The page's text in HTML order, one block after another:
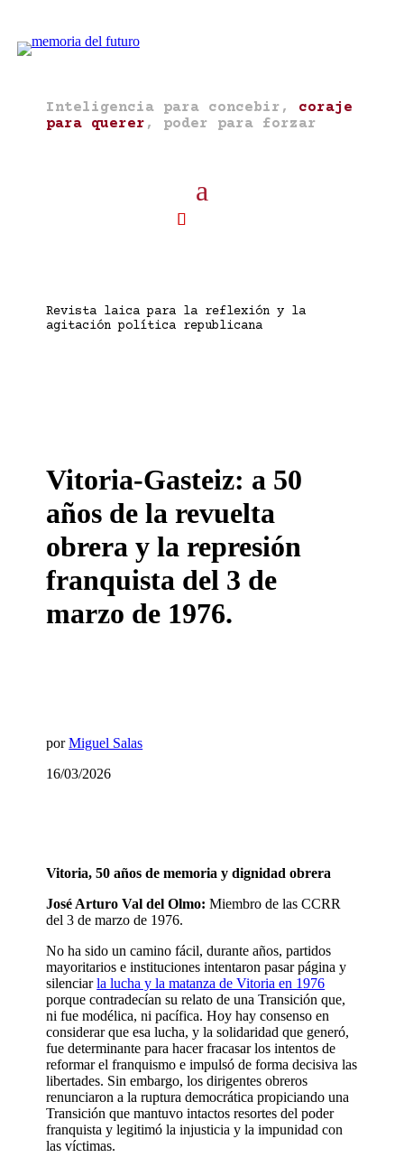
Inteligencia para concebir, coraje
para querer , poder para forzar
Revista laica para la reflexión y la
agitación política republicana
Vitoria-Gasteiz: a 50
años de la revuelta
obrera y la represión
franquista del 3 de
marzo de 1976.
porMiguel Salas
16/03/2026
Vitoria, 50 años de memoria y dignidad obrera
José Arturo Val del Olmo: Miembro de las CCRR
del 3 de marzo de 1976.
No ha sido un camino fácil, durante años, partidos
mayoritarios e instituciones intentaron pasar página y
silenciarla lucha y la matanza de Vitoria en 1976
porque contradecían su relato de una Transición que,
ni fue modélica, ni pacífica. Hoy hay consenso en
considerar que esa lucha, y la solidaridad que generó,
fue determinante para hacer fracasar los intentos de
reformar el franquismo e impulsó de forma decisiva las
libertades. Sin embargo, los dirigentes obreros
renunciaron a la ruptura democrática propiciando una
Transición que mantuvo intactos resortes del poder
franquista y legitimó la injusticia y la impunidad con
las víctimas.